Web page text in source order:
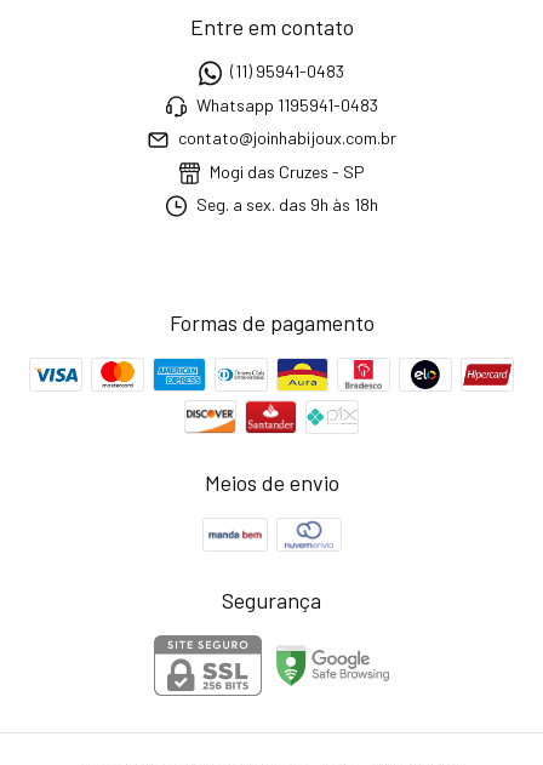
Entre em contato
(11) 95941-0483
Whatsapp 1195941-0483
contato@joinhabijoux.com.br
Mogi das Cruzes - SP
Seg. a sex. das 9h às 18h
Formas de pagamento
Meios de envio
Segurança